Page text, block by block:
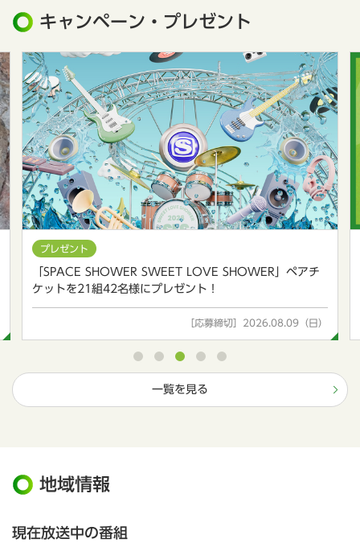
キャンペーン・プレゼント
プレゼント
「SPACE SHOWER SWEET LOVE SHOWER」ペアチ
ケットを21組42名様にプレゼント！
［応募締切］2026.08.09（日）
一覧を見る
地域情報
現在放送中の番組